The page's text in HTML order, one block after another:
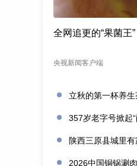
全网追更的“果菌王
央视新闻客户端
立秋的第一杯养生